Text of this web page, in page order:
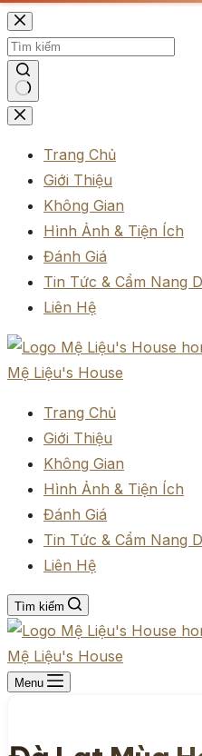
Chuyển
đến
phần
nội
dung
Không
Trang Chủ
Giới Thiệu
Không Gian
Hình Ảnh & Tiện Ích
Đánh Giá
Tin Tức & Cẩm Nang
Liên Hệ
Mệ Liệu's House
Trang Chủ
Giới Thiệu
Không Gian
Hình Ảnh & Tiện Ích
Đánh Giá
Tin Tức & Cẩm Nang
Liên Hệ
Tìm kiếm
Mệ Liệu's House
Menu